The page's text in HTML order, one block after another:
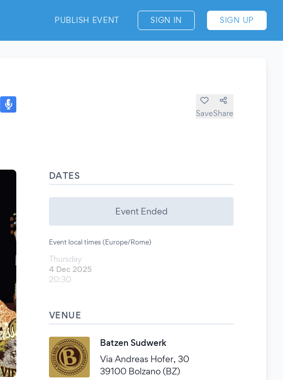
PUBLISH EVENT SIGN IN SIGN UP
SaveShare
DATES
Event Ended
Event local times (Europe/Rome)
Thursday
4 Dec 2025
20:30
VENUE
Batzen Sudwerk
Via Andreas Hofer, 30
39100 Bolzano (BZ)